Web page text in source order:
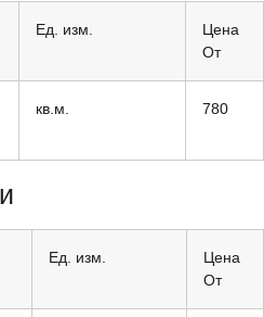
Ед. изм.
Цена
От
кв.м. 780
Ед. изм.
Цена
От